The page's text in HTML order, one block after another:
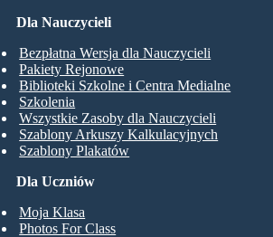
Dla Uczniów
Moja Klasa
Photos For Class
Dla Nauczycieli
Bezpłatna Wersja dla Nauczycieli
Pakiety Rejonowe
Biblioteki Szkolne i Centra Medialne
Szkolenia
Wszystkie Zasoby dla Nauczycieli
Szablony Arkuszy Kalkulacyjnych
Szablony Plakatów